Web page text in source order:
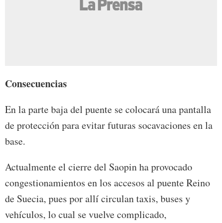
Consecuencias
En la parte baja del puente se colocará una pantalla
de protección para evitar futuras socavaciones en la
base.
Actualmente el cierre del Saopin ha provocado
congestionamientos en los accesos al puente Reino
de Suecia, pues por allí circulan taxis, buses y
vehículos, lo cual se vuelve complicado,